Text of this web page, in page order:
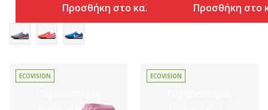
Προσθήκη στο καλάθι Προσθήκη στο
ECOVISION ECOVISION